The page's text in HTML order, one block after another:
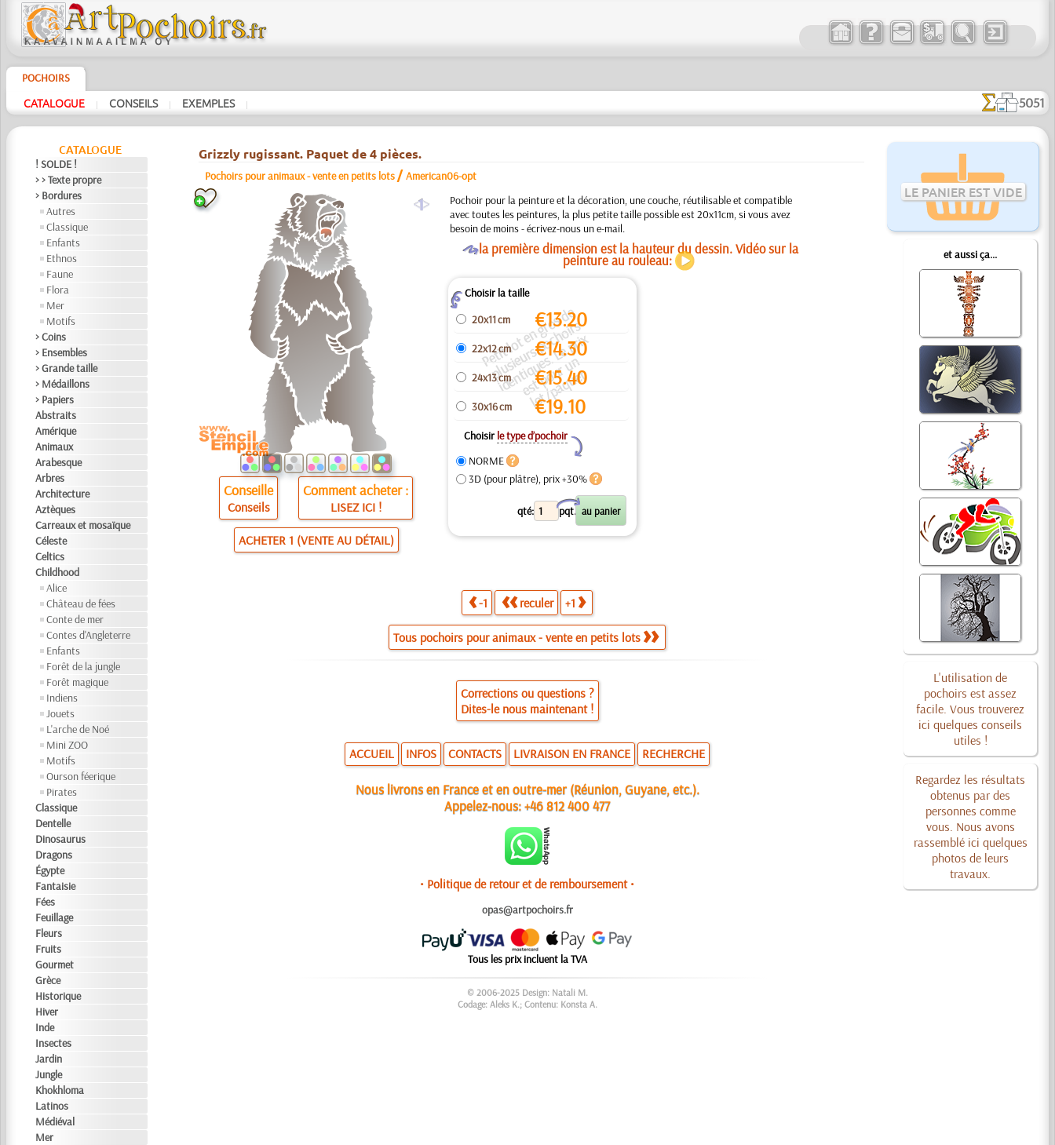
POCHOIRS
CATALOGUE | CONSEILS | EXEMPLES | 5051
CATALOGUE
! SOLDE !
> > Texte propre
> Bordures
Autres
Classique
Enfants
Ethnos
Faune
Flora
Mer
Motifs
> Coins
> Ensembles
> Grande taille
> Médaillons
> Papiers
Abstraits
Amérique
Animaux
Arabesque
Arbres
Architecture
Aztèques
Carreaux et mosaïque
Céleste
Celtics
Childhood
Alice
Château de fées
Conte de mer
Contes d'Angleterre
Enfants
Forêt de la jungle
Forêt magique
Indiens
Jouets
L'arche de Noé
Mini ZOO
Motifs
Ourson féerique
Pirates
Classique
Dentelle
Dinosaurus
Dragons
Égypte
Fantaisie
Fées
Feuillage
Fleurs
Fruits
Gourmet
Grèce
Historique
Hiver
Inde
Insectes
Jardin
Jungle
Khokhloma
Latinos
Médiéval
Mer
LE PANIER EST VIDE
et aussi ça...
L'utilisation de
pochoirs est assez
facile. Vous trouverez
ici quelques conseils
utiles !
Regardez les résultats
obtenus par des
personnes comme
vous. Nous avons
rassemblé ici quelques
photos de leurs
travaux.
Grizzly rugissant. Paquet de 4 pièces.
Pochoirs pour animaux - vente en petits lots /American06-opt
a
Conseille
Conseils
Comment acheter :
LISEZ ICI !
ACHETER 1 (VENTE AU DÉTAIL)
Pochoir pour la peinture et la décoration, une couche, réutilisable et compatible
avec toutes les peintures, la plus petite taille possible est 20x11cm, si vous avez
besoin de moins - écrivez-nous un e-mail.
Ola première dimension est la hauteur du dessin. Vidéo sur la
peinture au rouleau:
ZChoisir la taille
P
e
ti
t l
o
t
e
n
g
r
o
s
d
e
pl
u
s
i
e
u
r
s
p
o
c
h
oi
r
s
i
d
e
n
ti
q
u
e
s.
L
e
p
ri
x
e
s
t
p
o
u
r
u
n
l
o
t
/
p
a
q
u
e
t
20x11 cm €13.20
22x12 cm €14.30
24x13 cm €15.40
30x16 cm €19.10
Choisir le type d’pochoir
Y
NORME
3D (pour plâtre), prix +30%
qté: pqt.
X
-1 reculer +1
Tous pochoirs pour animaux - vente en petits lots
Corrections ou questions ?
Dites-le nous maintenant !
ACCUEIL INFOS CONTACTS LIVRAISON EN FRANCE RECHERCHE
Nous livrons en France et en outre-mer (Réunion, Guyane, etc.).
Appelez-nous:+46 812 400 477
• Politique de retour et de remboursement •
opas@artpochoirs.fr
Tous les prix incluent la TVA
© 2006-2025 Design: Natali M.
Codage: Aleks K.; Contenu: Konsta A.